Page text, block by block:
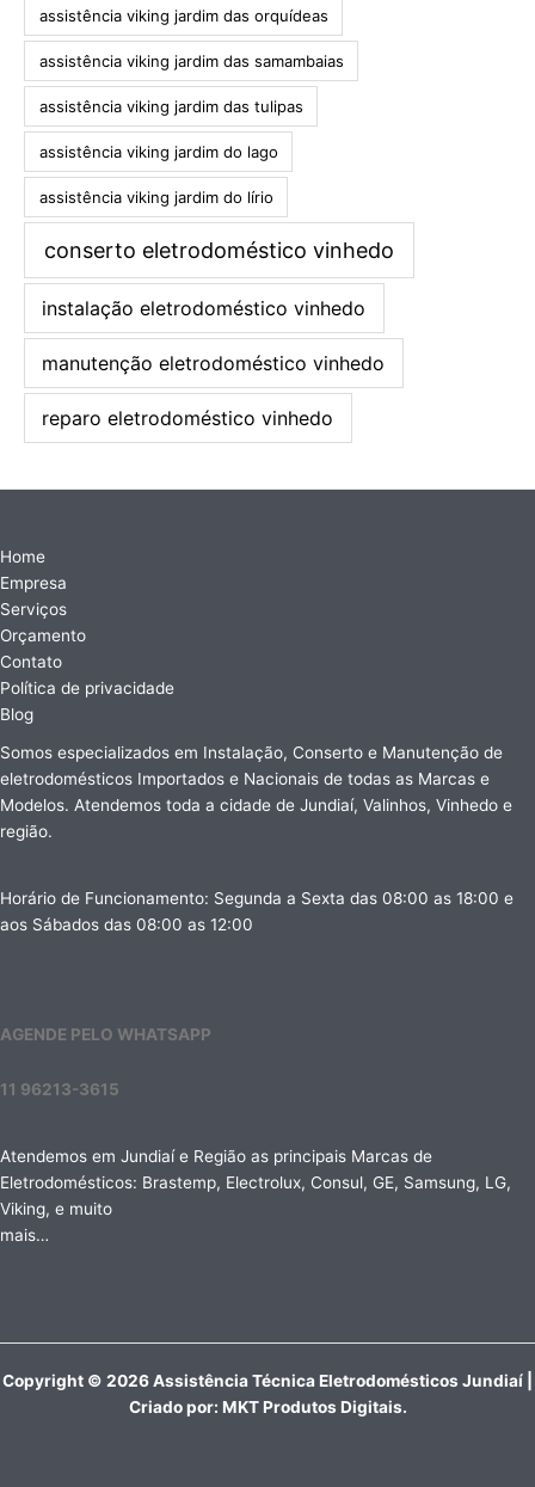
assistência viking jardim das orquídeas
assistência viking jardim das samambaias
assistência viking jardim das tulipas
assistência viking jardim do lago
assistência viking jardim do lírio
conserto eletrodoméstico vinhedo
instalação eletrodoméstico vinhedo
manutenção eletrodoméstico vinhedo
reparo eletrodoméstico vinhedo
Home
Empresa
Serviços
Orçamento
Contato
Política de privacidade
Blog
Somos especializados em Instalação, Conserto e Manutenção de
eletrodomésticos Importados e Nacionais de todas as Marcas e
Modelos. Atendemos toda a cidade de Jundiaí, Valinhos, Vinhedo e
região.
Horário de Funcionamento: Segunda a Sexta das 08:00 as 18:00 e
aos Sábados das 08:00 as 12:00
AGENDE PELO WHATSAPP
11 96213-3615
Atendemos em Jundiaí e Região as principais Marcas de
Eletrodomésticos: Brastemp, Electrolux, Consul, GE, Samsung, LG,
Viking, e muito
mais…
Copyright © 2026 Assistência Técnica Eletrodomésticos Jundiaí |
Criado por: MKT Produtos Digitais.